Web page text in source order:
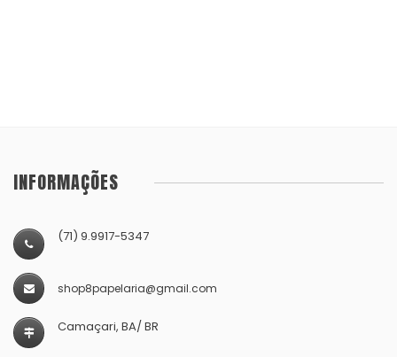
INFORMAÇÕES
(71) 9.9917-5347
shop8papelaria@gmail.com
Camaçari, BA/ BR